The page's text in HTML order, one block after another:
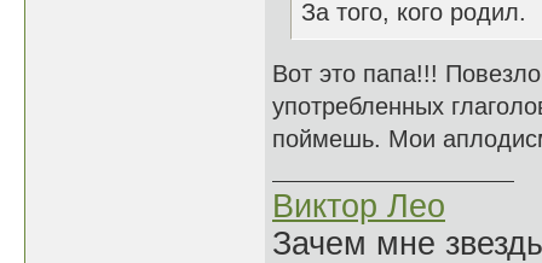
За того, кого родил.
Вот это папа!!!
употребленных
поймешь. Мои
Виктор Лео
Зачем мне